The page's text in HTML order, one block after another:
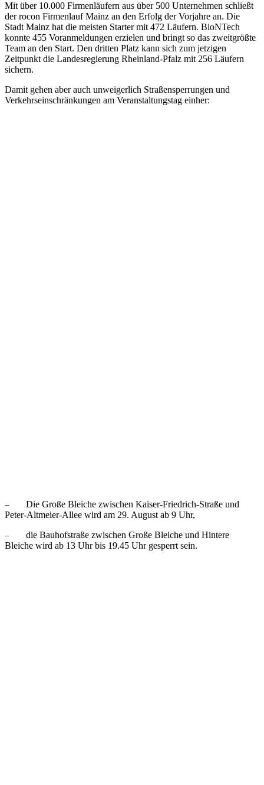
Mit über 10.000 Firmenläufern aus über 500 Unternehmen schließt
der rocon Firmenlauf Mainz an den Erfolg der Vorjahre an. Die
Stadt Mainz hat die meisten Starter mit 472 Läufern. BioNTech
konnte 455 Voranmeldungen erzielen und bringt so das zweitgrößte
Team an den Start. Den dritten Platz kann sich zum jetzigen
Zeitpunkt die Landesregierung Rheinland-Pfalz mit 256 Läufern
sichern.
Damit gehen aber auch unweigerlich Straßensperrungen und
Verkehrseinschränkungen am Veranstaltungstag einher:
– Die Große Bleiche zwischen Kaiser-Friedrich-Straße und
Peter-Altmeier-Allee wird am 29. August ab 9 Uhr,
– die Bauhofstraße zwischen Große Bleiche und Hintere
Bleiche wird ab 13 Uhr bis 19.45 Uhr gesperrt sein.